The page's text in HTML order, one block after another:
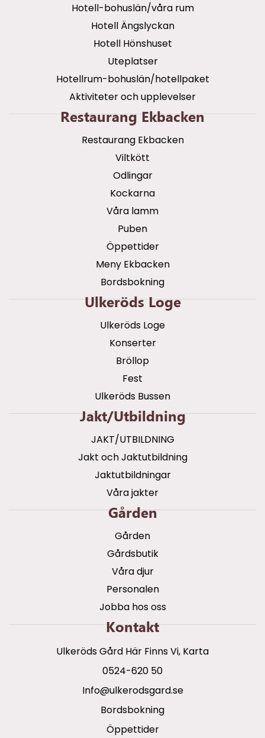
Hotell-bohuslän/våra rum
Hotell Ängslyckan
Hotell Hönshuset
Uteplatser
Hotellrum-bohuslän/hotellpaket
Aktiviteter och upplevelser
Restaurang Ekbacken
Restaurang Ekbacken
Viltkött
Odlingar
Kockarna
Våra lamm
Puben
Öppettider
Meny Ekbacken
Bordsbokning
Ulkeröds Loge
Ulkeröds Loge
Konserter
Bröllop
Fest
Ulkeröds Bussen
Jakt/utbildning
JAKT/UTBILDNING
Jakt och Jaktutbildning
Jaktutbildningar
Våra jakter
Gården
Gården
Gårdsbutik
Våra djur
Personalen
Jobba hos oss
Kontakt
Ulkeröds Gård Här Finns Vi, Karta
0524-620 50
info@ulkerodsgard.se
Bordsbokning
Öppettider